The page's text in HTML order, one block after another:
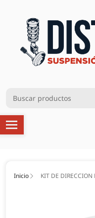
Inicio KIT DE